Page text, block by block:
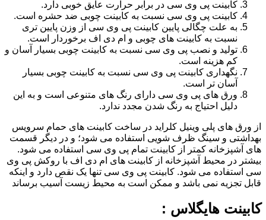
کابینت پی وی سی در برابر حرارت عایق خوبی دارد.
کابینت پی وی سی نسبت به کابینت چوبی ضد حشره است.
به علت چگالی پایین کابینت پی وی سی از وزن پایین تری
نسبت به کابینت های چوبی و ام دی اف برخوردار است.
تولید و نصب پی وی سی نسبت به کابینت چوبی بسیار آسان و
کم هزینه است.
نگهداری کابینت پی وی سی نسبت به کابینت چوبی بسیار
آسان تر است.
ورق های پی وی سی دارای رنگ های متنوعی است و به این
دلیل احتیاج به رنگ شدن مجدد ندارد.
از ورق های پلی وینیل کلراید در ساخت کابینت های حمام سرویس
بهداشتی و سینگ ظرف شویی استفاده می شود؛ و در دیگر قسمت
های آشپزخانه کمتر از کابینت تمام پی وی سی استفاده می شود.
بیشتر در محیط آشپزخانه از کابینت های ام دی اف با روکش پی وی
سی استفاده می شود. کابینت پی وی سی تنها یک نقص دارد و اینکه
قابل تجزیه نمی باشد و ممکن است به محیط زیست آسیب برساند
کابینت هایگلاس :